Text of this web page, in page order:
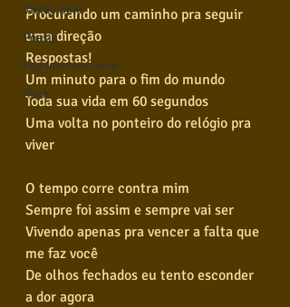
Violão Solo
Poesia
Pop Internacional
Rock
Procurando um caminho pra seguir
uma direção
Respostas!
Um minuto para o fim do mundo
Toda sua vida em 60 segundos
Uma volta no ponteiro do relógio pra
viver
O tempo corre contra mim
Sempre foi assim e sempre vai ser
Vivendo apenas pra vencer a falta que
me faz você
De olhos fechados eu tento esconder
a dor agora